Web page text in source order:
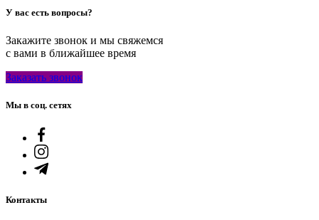
У вас есть вопросы?
Закажите звонок и мы свяжемся
с вами в ближайшее время
Заказать звонок
Мы в соц. сетях
Контакты